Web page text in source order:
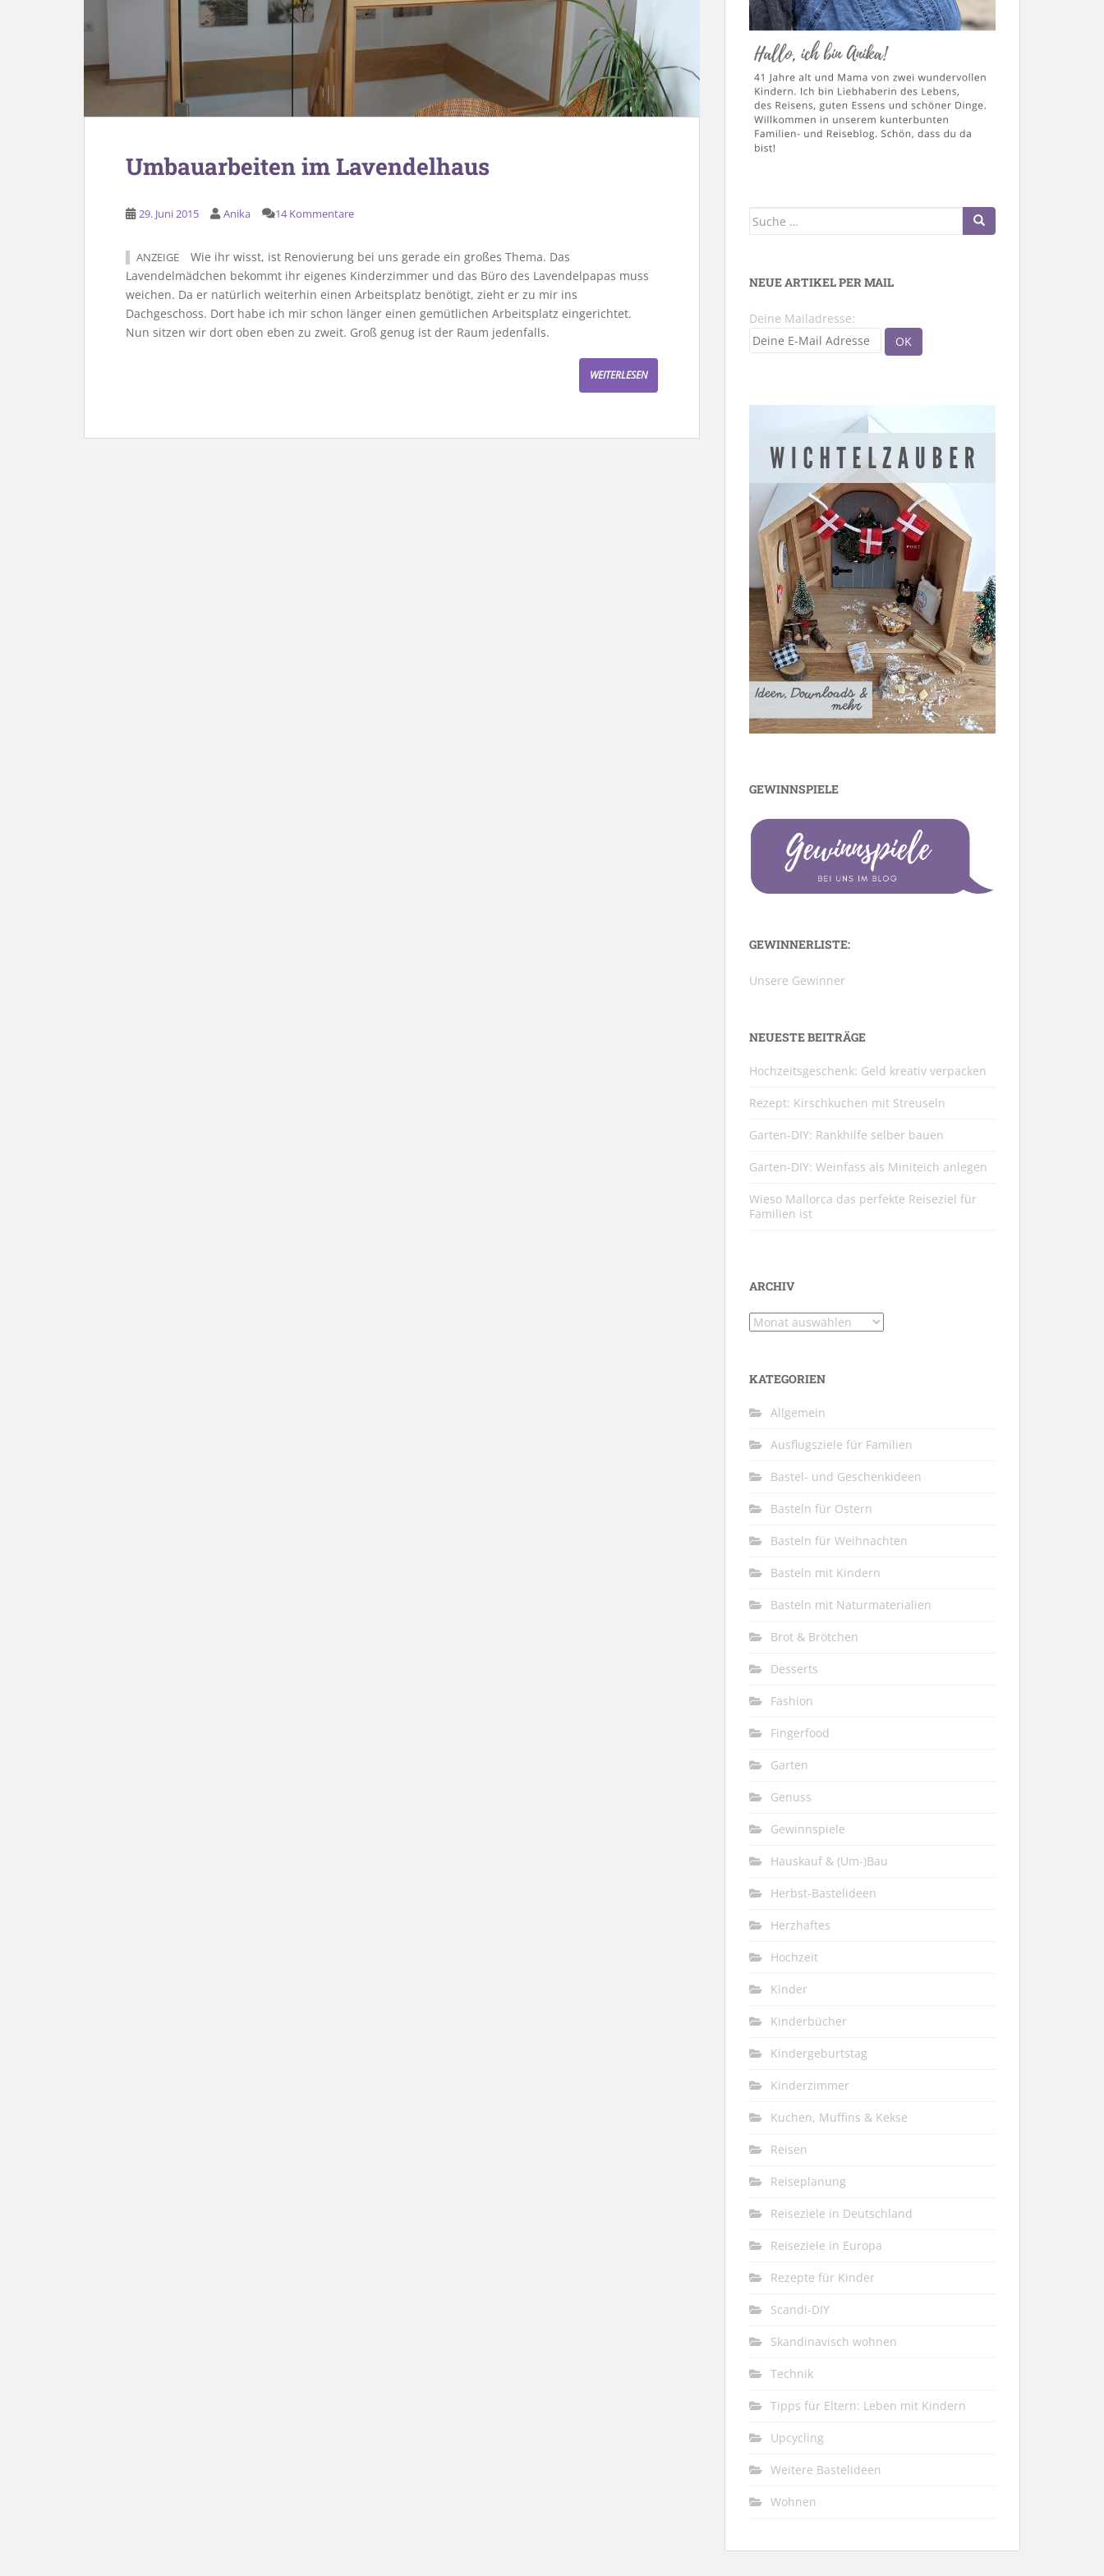
Umbauarbeiten im Lavendelhaus
29. Juni 2015 Anika 14 Kommentare
ANZEIGE
Wie ihr wisst, ist Renovierung bei uns gerade ein großes Thema. Das
Lavendelmädchen bekommt ihr eigenes Kinderzimmer und das Büro des Lavendelpapas muss
weichen. Da er natürlich weiterhin einen Arbeitsplatz benötigt, zieht er zu mir ins
Dachgeschoss. Dort habe ich mir schon länger einen gemütlichen Arbeitsplatz eingerichtet.
Nun sitzen wir dort oben eben zu zweit. Groß genug ist der Raum jedenfalls.
WEITERLESEN
Suche
NEUE ARTIKEL PER MAIL
Deine Mailadresse:
GEWINNSPIELE
GEWINNERLISTE:
Unsere Gewinner
NEUESTE BEITRÄGE
Hochzeitsgeschenk: Geld kreativ verpacken
Rezept: Kirschkuchen mit Streuseln
Garten-DIY: Rankhilfe selber bauen
Garten-DIY: Weinfass als Miniteich anlegen
Wieso Mallorca das perfekte Reiseziel für
Familien ist
ARCHIV
Archiv
KATEGORIEN
Allgemein
Ausflugsziele für Familien
Bastel- und Geschenkideen
Basteln für Ostern
Basteln für Weihnachten
Basteln mit Kindern
Basteln mit Naturmaterialien
Brot & Brötchen
Desserts
Fashion
Fingerfood
Garten
Genuss
Gewinnspiele
Hauskauf & (Um-)Bau
Herbst-Bastelideen
Herzhaftes
Hochzeit
Kinder
Kinderbücher
Kindergeburtstag
Kinderzimmer
Kuchen, Muffins & Kekse
Reisen
Reiseplanung
Reiseziele in Deutschland
Reiseziele in Europa
Rezepte für Kinder
Scandi-DIY
Skandinavisch wohnen
Technik
Tipps für Eltern: Leben mit Kindern
Upcycling
Weitere Bastelideen
Wohnen